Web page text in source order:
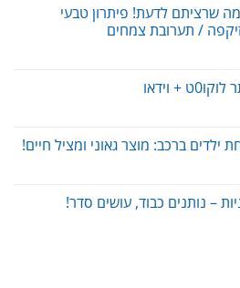
שרציתם לדעת! פיתרון טבעי
זיקפה / תערובת צמחים
+ וידאו
ילדים ברכב: מוצר גאוני ומציל חיים!
– נותנים כבוד, עושים סדר!